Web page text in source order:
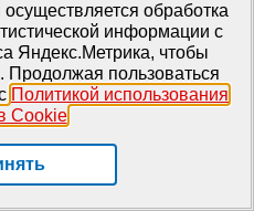
перспективы» и ее
Культурные различия,
в ранних обществах,
взаимодействие между
и ребенком в западной
среднего
к формированию
в свою очередь,
тип индивидуальной
Гоблирш используют
обработка
информации с
Яндекс.Метрика, чтобы
Продолжая пользоваться
Политикой использования
Cookie.